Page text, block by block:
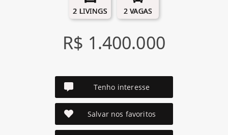
2 LIVINGS 2 VAGAS
R$ 1.400.000
Tenho interesse
Salvar nos favoritos